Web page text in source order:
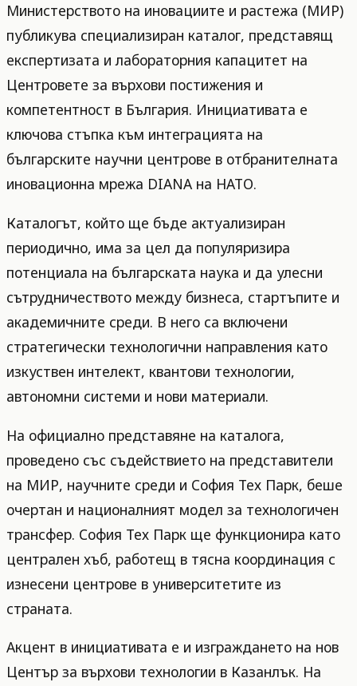
Министерството на иновациите и растежа (МИР)
публикува специализиран каталог, представящ
експертизата и лабораторния капацитет на
Центровете за върхови постижения и
компетентност в България. Инициативата е
ключова стъпка към интеграцията на
българските научни центрове в отбранителната
иновационна мрежа DIANA на НАТО.
Каталогът, който ще бъде актуализиран
периодично, има за цел да популяризира
потенциала на българската наука и да улесни
сътрудничеството между бизнеса, стартъпите и
академичните среди. В него са включени
стратегически технологични направления като
изкуствен интелект, квантови технологии,
автономни системи и нови материали.
На официално представяне на каталога,
проведено със съдействието на представители
на МИР, научните среди и София Тех Парк, беше
очертан и националният модел за технологичен
трансфер. София Тех Парк ще функционира като
централен хъб, работещ в тясна координация с
изнесени центрове в университетите из
страната.
Акцент в инициативата е и изграждането на нов
Център за върхови технологии в Казанлък. На